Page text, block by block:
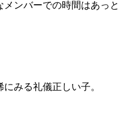
ンバーでの時間はあっと
みる礼儀正しい子。